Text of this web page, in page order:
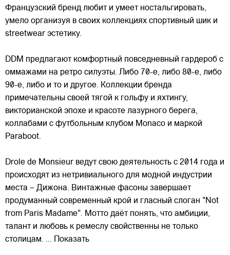
Французский бренд любит и умеет ностальгировать,
умело организуя в своих коллекциях спортивный шик и
streetwear эстетику.
DDM предлагают комфортный повседневный гардероб с
оммажами на ретро силуэты. Либо 70-е, либо 80-е, либо
90-е, либо и то и другое. Коллекции бренда
примечательны своей тягой к гольфу и яхтингу,
викторианской эпохе и красоте лазурного берега,
коллабами с футбольным клубом Monaco и маркой
Paraboot.
Drole de Monsieur ведут свою деятельность с 2014 года и
происходят из нетривиального для модной индустрии
места – Дижона. Винтажные фасоны завершает
продуманный современный крой и гласный слоган "Not
from Paris Madame". Мотто даёт понять, что амбиции,
талант и любовь к ремеслу свойственны не только
столицам. ... Показать